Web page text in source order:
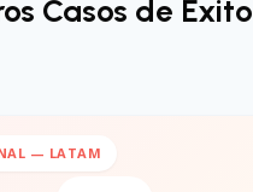
Casos de Éxito
— LATAM